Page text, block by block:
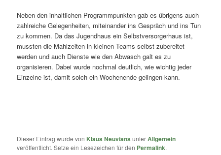
Neben den inhaltlichen Programmpunkten gab es übrigens auch
zahlreiche Gelegenheiten, miteinander ins Gespräch und ins Tun
zu kommen. Da das Jugendhaus ein Selbstversorgerhaus ist,
mussten die Mahlzeiten in kleinen Teams selbst zubereitet
werden und auch Dienste wie den Abwasch galt es zu
organisieren. Dabei wurde nochmal deutlich, wie wichtig jeder
Einzelne ist, damit solch ein Wochenende gelingen kann.
Dieser Eintrag wurde von Klaus Neuvians unterAllgemein
veröffentlicht. Setze ein Lesezeichen für den Permalink.